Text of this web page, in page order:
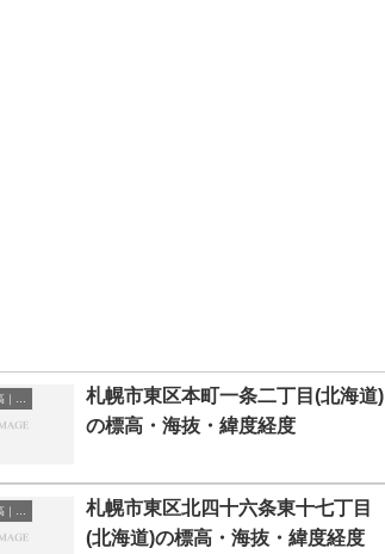
札幌市東区本町一条二丁目(北海道)
の標高・海抜・緯度経度
札幌市東区北四十六条東十七丁目
(北海道)の標高・海抜・緯度経度